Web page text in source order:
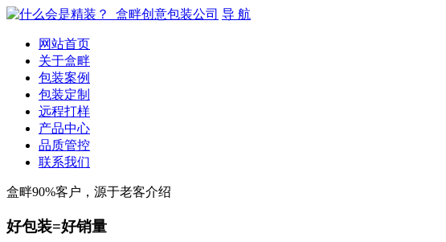
导 航
网站首页
关于盒畔
包装案例
包装定制
远程打样
产品中心
品质管控
联系我们
盒畔90%客户，源于老客介绍
好包装=好销量